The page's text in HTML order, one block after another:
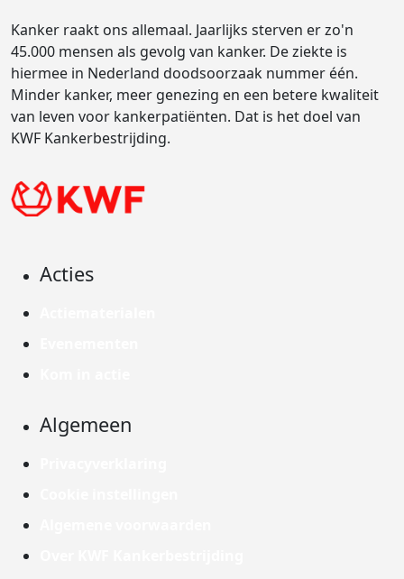
Kanker raakt ons allemaal. Jaarlijks sterven er zo'n
45.000 mensen als gevolg van kanker. De ziekte is
hiermee in Nederland doodsoorzaak nummer één.
Minder kanker, meer genezing en een betere kwaliteit
van leven voor kankerpatiënten. Dat is het doel van
KWF Kankerbestrijding.
Acties
Algemeen